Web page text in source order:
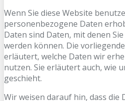
Wenn Sie diese Website
personenbezogene Daten
Daten sind Daten, mit denen
werden können. Die
erläutert, welche Daten wir
nutzen. Sie erläutert auch, wie
geschieht.
Wir weisen darauf hin, dass